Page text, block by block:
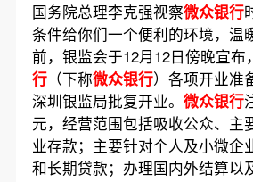
国务院总理李克强视察微众银行
条件给你们一个便利的环境，
前，银监会于12月12日傍晚宣布
行（下称微众银行）各项开业准
深圳银监局批复开业。 微众银行
元，经营范围包括吸收公众、主
业存款；主要针对个人及小微企
和长期贷款；办理国内外结算以